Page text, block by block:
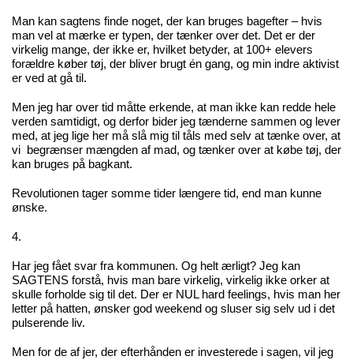
Man kan sagtens finde noget, der kan bruges bagefter – hvis
man vel at mærke er typen, der tænker over det. Det er der
virkelig mange, der ikke er, hvilket betyder, at 100+ elevers
forældre køber tøj, der bliver brugt én gang, og min indre aktivist
er ved at gå til.
Men jeg har over tid måtte erkende, at man ikke kan redde hele
verden samtidigt, og derfor bider jeg tænderne sammen og lever
med, at jeg lige her må slå mig til tåls med selv at tænke over, at
vi begrænser mængden af mad, og tænker over at købe tøj, der
kan bruges på bagkant.
Revolutionen tager somme tider længere tid, end man kunne
ønske.
4.
Har jeg fået svar fra kommunen. Og helt ærligt? Jeg kan
SAGTENS forstå, hvis man bare virkelig, virkelig ikke orker at
skulle forholde sig til det. Der er NUL hard feelings, hvis man her
letter på hatten, ønsker god weekend og sluser sig selv ud i det
pulserende liv.
Men for de af jer, der efterhånden er investerede i sagen, vil jeg